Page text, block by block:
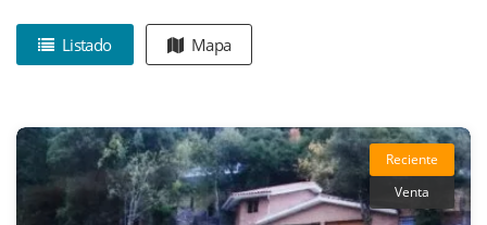
Listado Mapa
Reciente
Venta